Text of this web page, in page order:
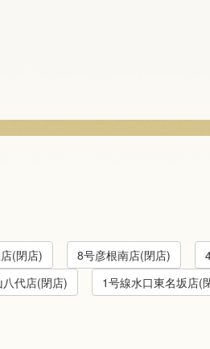
(閉店) 8号彦根南店(閉店)
八代店(閉店)
1号線水口東名坂店(